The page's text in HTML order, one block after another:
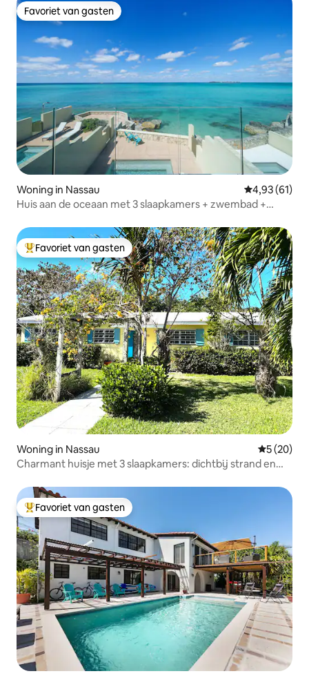
Favoriet van gasten
Favoriet van gasten
Woning in Nassau Gemiddelde
4,93 (61)
Huis aan de oceaan met 3 slaapkamers + zwembad +
Topfavoriet van gasten
Favoriet van gasten
Woning in Nassau
5 (20)
Charmant huisje met 3 slaapkamers: dichtbij strand en
Topfavoriet van gasten
Favoriet van gasten